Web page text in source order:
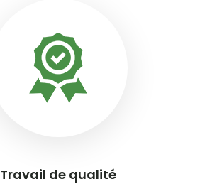
Travail de qualité